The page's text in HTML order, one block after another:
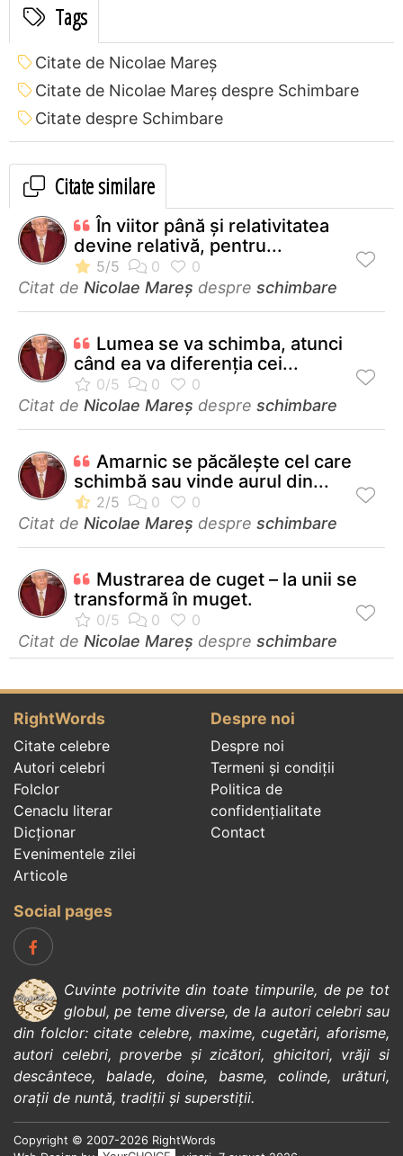
Tags
Citate de Nicolae Mareș
Citate de Nicolae Mareș despre Schimbare
Citate despre Schimbare
Citate similare
În viitor până și relativitatea
devine relativă, pentru...
Citat de Nicolae Mareș despre schimbare
Lumea se va schimba, atunci
când ea va diferenția cei...
Citat de Nicolae Mareș despre schimbare
Amarnic se păcălește cel care
schimbă sau vinde aurul din...
Citat de Nicolae Mareș despre schimbare
Mustrarea de cuget – la unii se
transformă în muget.
Citat de Nicolae Mareș despre schimbare
RightWords
Citate celebre
Autori celebri
Folclor
Cenaclu literar
Dicționar
Evenimentele zilei
Articole
Despre noi
Despre noi
Termeni și condiții
Politica de
confidenţialitate
Contact
Social pages
Cuvinte potrivite din toate timpurile, de pe tot
globul, pe teme diverse, de la autori celebrisau
din folclor:citate celebre, maxime,cugetări,aforisme,
autori celebri,proverbe și zicători, ghicitori, vrăji si
descântece, balade, doine, basme, colinde, urături,
orații de nuntă, tradiții și superstiții.
Copyright © 2007-2026 RightWords